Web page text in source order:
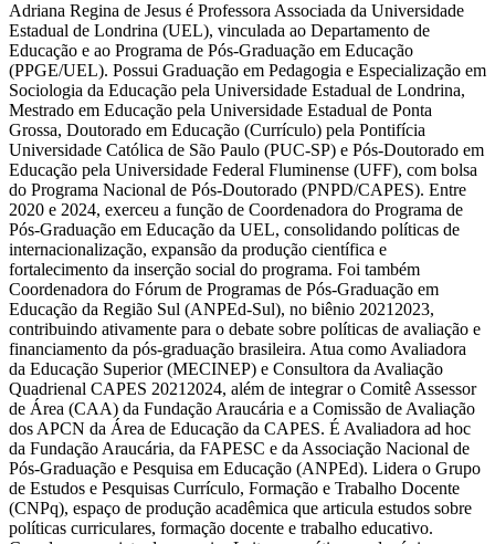
Adriana Regina de Jesus é Professora Associada da Universidade
Estadual de Londrina (UEL), vinculada ao Departamento de
Educação e ao Programa de Pós-Graduação em Educação
(PPGE/UEL). Possui Graduação em Pedagogia e Especialização em
Sociologia da Educação pela Universidade Estadual de Londrina,
Mestrado em Educação pela Universidade Estadual de Ponta
Grossa, Doutorado em Educação (Currículo) pela Pontifícia
Universidade Católica de São Paulo (PUC-SP) e Pós-Doutorado em
Educação pela Universidade Federal Fluminense (UFF), com bolsa
do Programa Nacional de Pós-Doutorado (PNPD/CAPES). Entre
2020 e 2024, exerceu a função de Coordenadora do Programa de
Pós-Graduação em Educação da UEL, consolidando políticas de
internacionalização, expansão da produção científica e
fortalecimento da inserção social do programa. Foi também
Coordenadora do Fórum de Programas de Pós-Graduação em
Educação da Região Sul (ANPEd-Sul), no biênio 20212023,
contribuindo ativamente para o debate sobre políticas de avaliação e
financiamento da pós-graduação brasileira. Atua como Avaliadora
da Educação Superior (MECINEP) e Consultora da Avaliação
Quadrienal CAPES 20212024, além de integrar o Comitê Assessor
de Área (CAA) da Fundação Araucária e a Comissão de Avaliação
dos APCN da Área de Educação da CAPES. É Avaliadora ad hoc
da Fundação Araucária, da FAPESC e da Associação Nacional de
Pós-Graduação e Pesquisa em Educação (ANPEd). Lidera o Grupo
de Estudos e Pesquisas Currículo, Formação e Trabalho Docente
(CNPq), espaço de produção acadêmica que articula estudos sobre
políticas curriculares, formação docente e trabalho educativo.